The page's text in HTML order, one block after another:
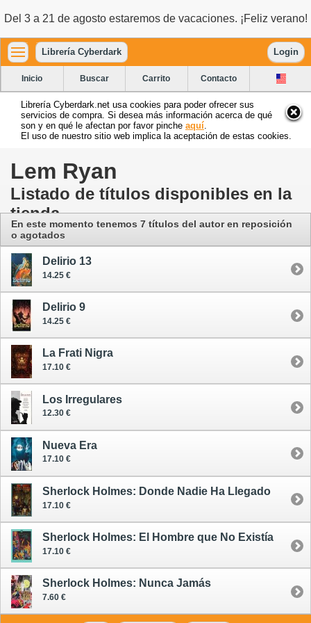
Del 3 a 21 de agosto estaremos de vacaciones. ¡Feliz verano!
Librería Cyberdark Login
Inicio Buscar Carrito Contacto
Librería Cyberdark.net usa cookies para poder ofrecer sus
servicios de compra. Si desea más información acerca de qué
son y en qué le afectan por favor pinche aquí
El uso de nuestro sitio web implica la aceptación de estas cookies.
Lem Ryan
Listado de títulos disponibles en la
tienda
En este momento tenemos 7 títulos del autor en reposición
o agotados
Delirio 13
14.25 €
Delirio 9
14.25 €
La Frati Nigra
17.10 €
Los Irregulares
12.30 €
Nueva Era
17.10 €
Sherlock Holmes: Donde Nadie Ha Llegado
17.10 €
Sherlock Holmes: El Hombre que No Existía
17.10 €
Sherlock Holmes: Nunca Jamás
7.60 €